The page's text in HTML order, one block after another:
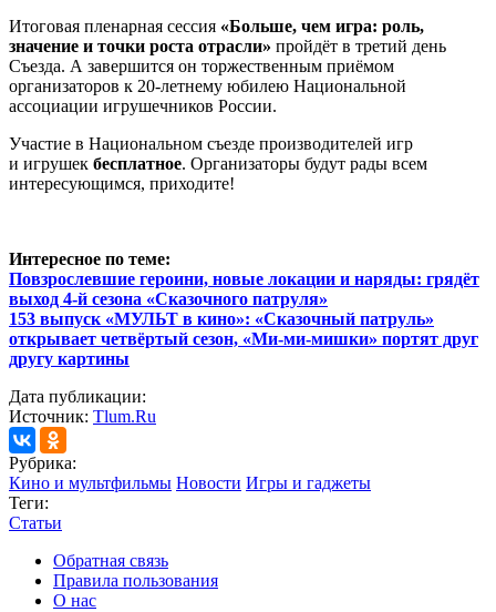
Итоговая пленарная сессия «Больше, чем игра: роль,
значение и точки роста отрасли» пройдёт в третий день
Съезда. А завершится он торжественным приёмом
организаторов к 20-летнему юбилею Национальной
ассоциации игрушечников России.
Участие в Национальном съезде производителей игр
и игрушек бесплатное. Организаторы будут рады всем
интересующимся, приходите!
Интересное по теме:
Повзрослевшие героини, новые локации и наряды: грядёт
выход 4-й сезона «Сказочного патруля»
153 выпуск «МУЛЬТ в кино»: «Сказочный патруль»
открывает четвёртый сезон, «Ми-ми-мишки» портят друг
другу картины
Дата публикации:
Источник: Tlum.Ru
Рубрика:
Кино и мультфильмы Новости Игры и гаджеты
Теги:
Статьи
Обратная связь
Правила пользования
О нас